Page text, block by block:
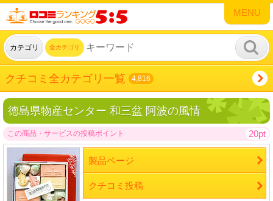
MENU
カテゴリ 全カテゴリ
クチコミ全カテゴリ一覧 4,816
徳島県物産センター 和三盆 阿波の風情
この商品・サービスの投稿ポイント 20pt
製品ページ
クチコミ投稿